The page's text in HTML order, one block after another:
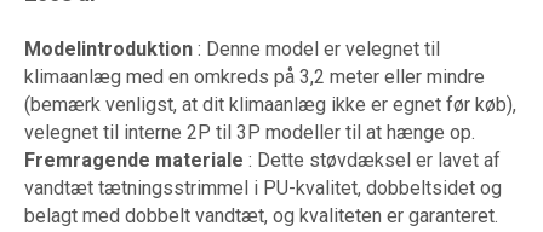
Modelintroduktion : Denne model er velegnet til
klimaanlæg med en omkreds på 3,2 meter eller mindre
(bemærk venligst, at dit klimaanlæg ikke er egnet før køb),
velegnet til interne 2P til 3P modeller til at hænge op.
Fremragende materiale : Dette støvdæksel er lavet af
vandtæt tætningsstrimmel i PU-kvalitet, dobbeltsidet og
belagt med dobbelt vandtæt, og kvaliteten er garanteret.